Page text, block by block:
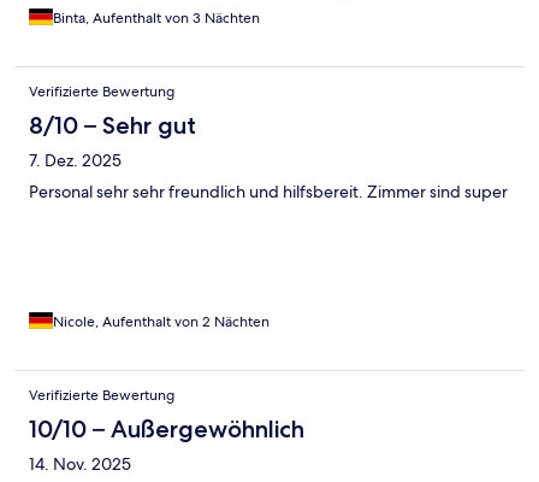
Binta, Aufenthalt von 3 Nächten
Verifizierte Bewertung
8/10 – Sehr gut
7. Dez. 2025
Personal sehr sehr freundlich und hilfsbereit. Zimmer sind super
Nicole, Aufenthalt von 2 Nächten
Verifizierte Bewertung
10/10 – Außergewöhnlich
14. Nov. 2025